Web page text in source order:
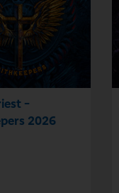
-
2026